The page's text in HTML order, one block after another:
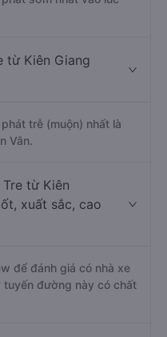
từ Kiên Giang
trễ (muộn) nhất là
Vân.
từ Kiên
xuất sắc, cao
để đánh giá có nhà xe
tuyến đường này có chất